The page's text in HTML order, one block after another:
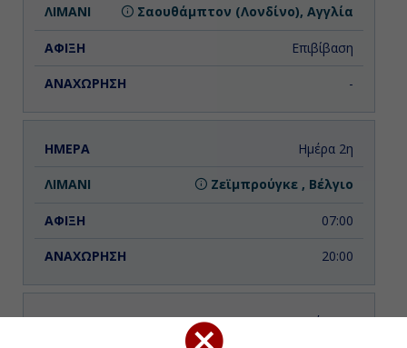
Σαουθάμπτον (Λονδίνο), Αγγλία
Επιβίβαση
-
Ημέρα 2η
Ζεϊμπρούγκε , Βέλγιο
07:00
20:00
Ημέρα 3η